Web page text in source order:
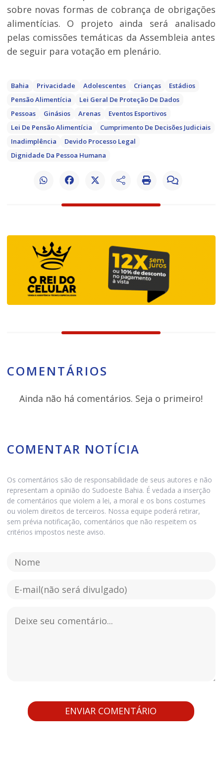
sobre novas formas de cobrança de obrigações
alimentícias. O projeto ainda será analisado
pelas comissões temáticas da Assembleia antes
de seguir para votação em plenário.
Bahia Privacidade Adolescentes Crianças
Estádios
Pensão Alimentícia
Lei Geral De Proteção De Dados
Pessoas
Ginásios Arenas
Eventos Esportivos
Lei De Pensão Alimentícia
Cumprimento De Decisões Judiciais
Inadimplência
Devido Processo Legal
Dignidade Da Pessoa Humana
COMENTÁRIOS
Ainda não há comentários. Seja o primeiro!
COMENTAR NOTÍCIA
Os comentários são de responsabilidade de seus autores e não
representam a opinião do Sudoeste Bahia. É vedada a inserção
de comentários que violem a lei, a moral e os bons costumes
ou violem direitos de terceiros. Nossa equipe poderá retirar,
sem prévia notificação, comentários que não respeitem os
critérios impostos neste aviso.